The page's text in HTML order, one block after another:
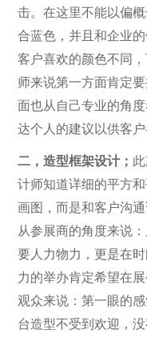
击。在这里不能以偏
合蓝色，并且和企业
客户喜欢的颜色不同
师来说第一方面肯定
面也从自己专业的角
达个人的建议以供客
二，造型框架设计；
计师知道详细的平方
画图，而是和客户沟
从参展商的角度来说
要人力物力，更是在
力的举办肯定希望在
观众来说：第一眼的
台造型不受到欢迎，